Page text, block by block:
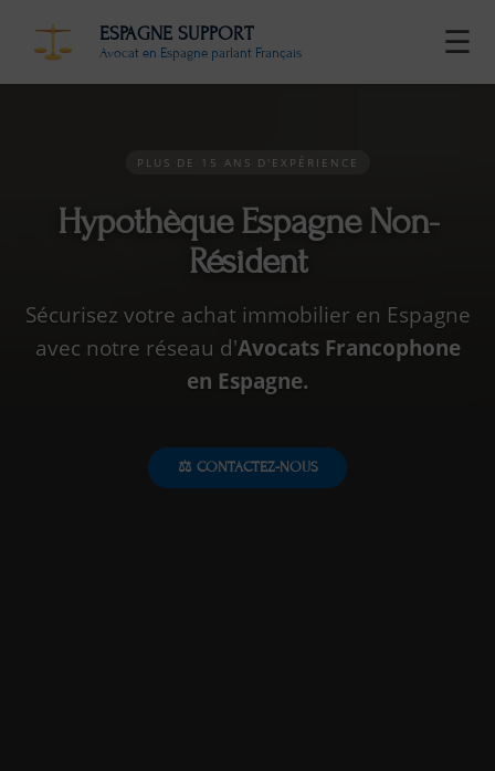
ESPAGNE SUPPORT
Avocat en Espagne parlant Français ☰
PLUS DE 15 ANS D'EXPÉRIENCE
Hypothèque Espagne Non-
Résident
Sécurisez votre achat immobilier en Espagne
avec notre réseau d'Avocats Francophone
en Espagne.
⚖️ CONTACTEZ-NOUS